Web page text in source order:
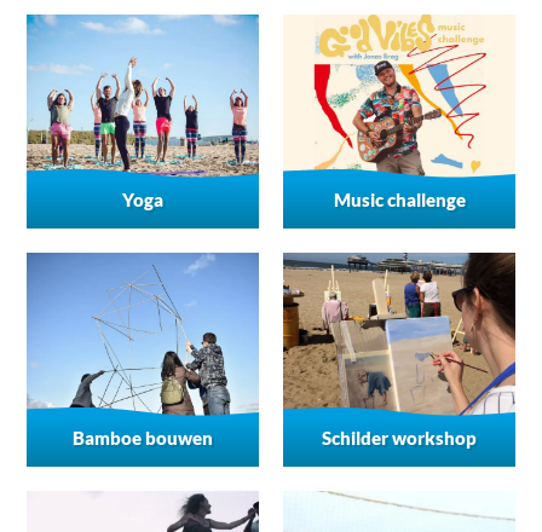
Yoga Music challenge
Bamboe bouwen Schilder workshop